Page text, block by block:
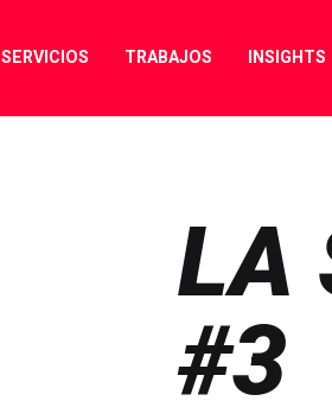
SERVICIOS TRABAJOS INSIGHTS
LA
#3